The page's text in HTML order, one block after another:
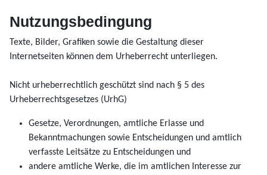
Nutzungsbedingung
Texte, Bilder, Grafiken sowie die Gestaltung dieser
Internetseiten können dem Urheberrecht unterliegen.
Nicht urheberrechtlich geschützt sind nach § 5 des
Urheberrechtsgesetzes (UrhG)
Gesetze, Verordnungen, amtliche Erlasse und
Bekanntmachungen sowie Entscheidungen und amtlich
verfasste Leitsätze zu Entscheidungen und
andere amtliche Werke, die im amtlichen Interesse zur